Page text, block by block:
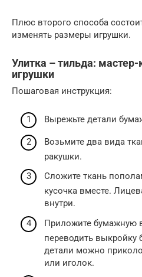
Плюс второго способа
изменять размеры игрушки.
Улитка – тильда:
игрушки
Пошаговая инструкция:
Вырежьте детали
Возьмите два вида
ракушки.
Сложите ткань
кусочка вместе.
внутри.
Приложите бумажную
переводить
детали можно
или иголок.